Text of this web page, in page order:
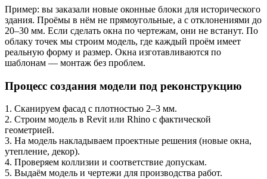
Пример: вы заказали новые оконные блоки для исторического
здания. Проёмы в нём не прямоугольные, а с отклонениями до
20–30 мм. Если сделать окна по чертежам, они не встанут. По
облаку точек мы строим модель, где каждый проём имеет
реальную форму и размер. Окна изготавливаются по
шаблонам — монтаж без проблем.
Процесс создания модели под реконструкцию
1. Сканируем фасад с плотностью 2–3 мм.
2. Строим модель в Revit или Rhino с фактической
геометрией.
3. На модель накладываем проектные решения (новые окна,
утепление, декор).
4. Проверяем коллизии и соответствие допускам.
5. Выдаём модель и чертежи для производства работ.